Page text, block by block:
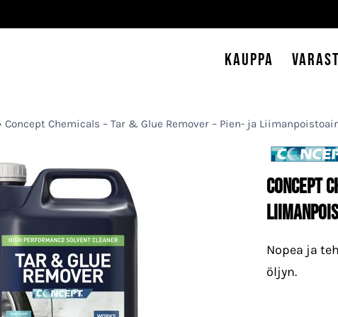
Kauppa
Concept Chemicals – Tar & Glue Remover – Pien- ja
Concept
Nopea ja
öljyn.